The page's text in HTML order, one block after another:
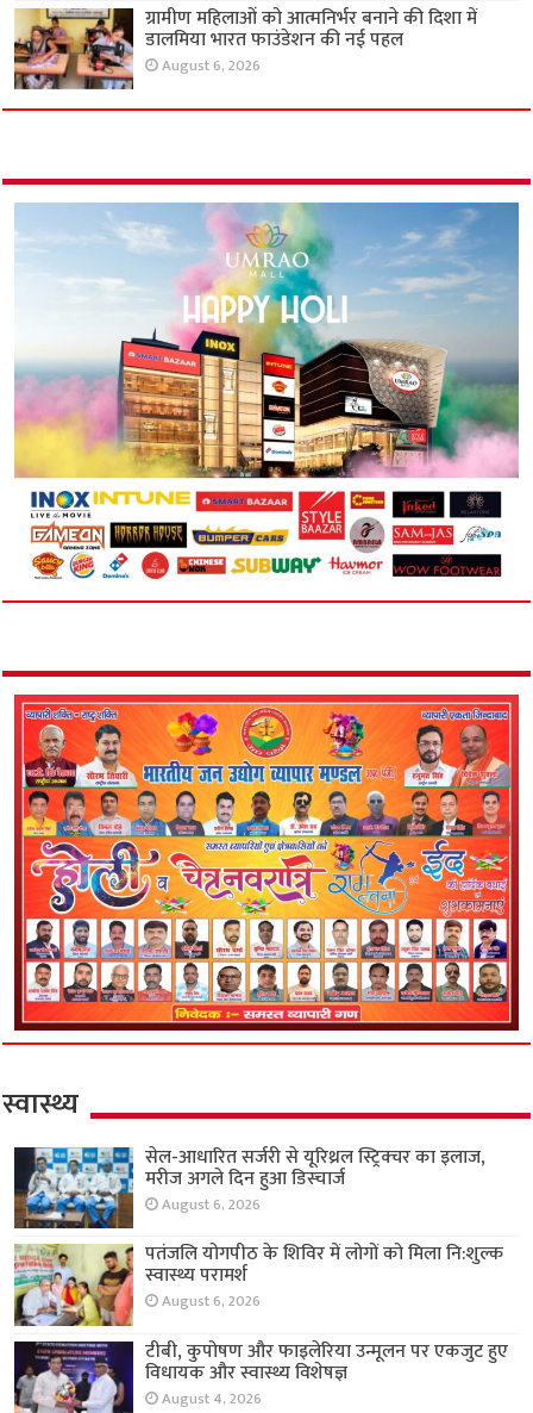
ग्रामीण महिलाओं को आत्मनिर्भर बनाने की दिशा में
डालमिया भारत फाउंडेशन की नई पहल
August 6, 2026
स्वास्थ्य
सेल-आधारित सर्जरी से यूरिथ्रल स्ट्रिक्चर का इलाज,
मरीज अगले दिन हुआ डिस्चार्ज
August 6, 2026
पतंजलि योगपीठ के शिविर में लोगों को मिला नि:शुल्क
स्वास्थ्य परामर्श
August 6, 2026
टीबी, कुपोषण और फाइलेरिया उन्मूलन पर एकजुट हुए
विधायक और स्वास्थ्य विशेषज्ञ
August 4, 2026